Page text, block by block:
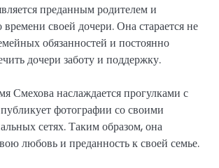
преданным родителем и
своей дочери. Она старается не
обязанностей и постоянно
дочери заботу и поддержку.
Смехова наслаждается прогулками с
фотографии со своими
сетях. Таким образом, она
любовь и преданность к своей семье.